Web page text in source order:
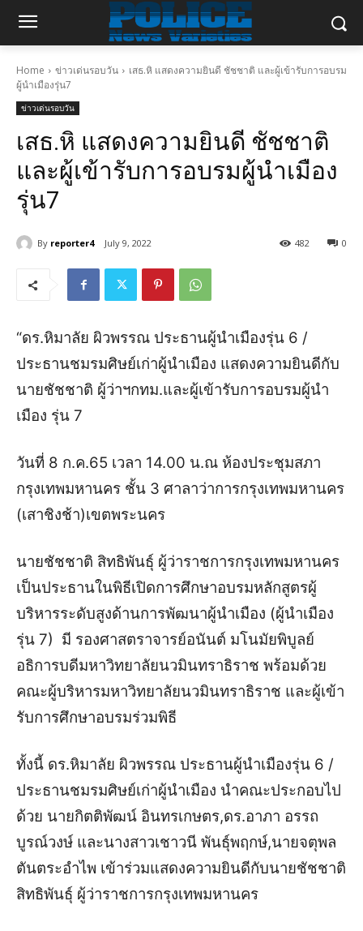
Home ข่าวเด่นรอบวัน
เสธ.หิ แสดงความยินดี ชัชชาติ และผู้เข้ารับการอบรม
ผู้นำเมืองรุ่น7
ข่าวเด่นรอบวัน
เสธ.หิ แสดงความยินดี ชัชชาติ
และผู้เข้ารับการอบรมผู้นำเมือง
รุ่น7
By reporter4 July 9, 2022 0
482
“ดร.หิมาลัย ผิวพรรณ ประธานผู้นำเมืองรุ่น 6 /
ประธานชมรมศิษย์เก่าผู้นำเมือง แสดงความยินดีกับ
นายชัชชาติ ผู้ว่าฯกทม.และผู้เข้ารับการอบรมผู้นำ
เมือง รุ่น 7
วันที่ 8 ก.ค.65 เวลา 14.00 น.ณ ห้องประชุมสภา
กรุงเทพมหานคร ชั้น 3 ศาลาว่าการกรุงเทพมหานคร
(เสาชิงช้า)เขตพระนคร
นายชัชชาติ สิทธิพันธุ์ ผู้ว่าราชการกรุงเทพมหานคร
เป็นประธานในพิธีเปิดการศึกษาอบรมหลักสูตรผู้
บริหารระดับสูงด้านการพัฒนาผู้นำเมือง (ผู้นำเมือง
รุ่น 7) มี รองศาสตราจารย์อนันต์ มโนมัยพิบูลย์
อธิการบดีมหาวิทยาลัยนวมินทราธิราช พร้อมด้วย
คณะผู้บริหารมหาวิทยาลัยนวมินทราธิราช และผู้เข้า
รับการศึกษาอบรมร่วมพิธี
ทั้งนี้ ดร.หิมาลัย ผิวพรรณ ประธานผู้นำเมืองรุ่น 6 /
ประธานชมรมศิษย์เก่าผู้นำเมือง นำคณะประกอบไป
ด้วย นายกิตติพัฒน์ อินทรเกษตร,ดร.อาภา อรรถ
บูรณ์วงษ์ และนางสาวเชาวนี พันธุ์พฤกษ์,นายจตุพล
ตันตระอำไพ เข้าร่วมแสดงความยินดีกับนายชัชชาติ
สิทธิพันธุ์ ผู้ว่าราชการกรุงเทพมหานคร